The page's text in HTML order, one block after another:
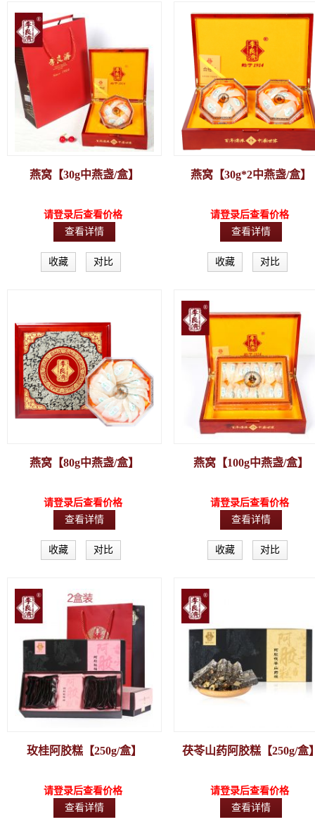
燕窝【30g中燕盏/盒】
请登录后查看价格
查看详情
收藏 对比
燕窝【30g*2中燕盏/盒】
请登录后查看价格
查看详情
收藏 对比
燕窝【80g中燕盏/盒】
请登录后查看价格
查看详情
收藏 对比
燕窝【100g中燕盏/盒】
请登录后查看价格
查看详情
收藏 对比
玫桂阿胶糕【250g/盒】
请登录后查看价格
查看详情
茯苓山药阿胶糕【250g/盒
请登录后查看价格
查看详情